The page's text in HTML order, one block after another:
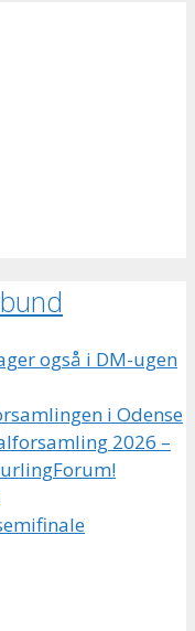
også i DM-ugen
i Odense
2026 –